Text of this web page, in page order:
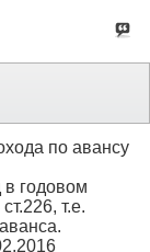
по авансу
в годовом
т.е.